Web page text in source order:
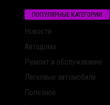
ПОПУЛЯРНЫЕ КАТЕГОРИИ
Новости
Автодома
Ремонт и обслуживание
Легковые автомобили
Полезное